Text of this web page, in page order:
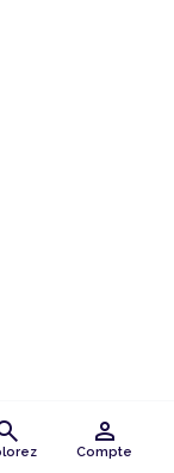
person
Compte